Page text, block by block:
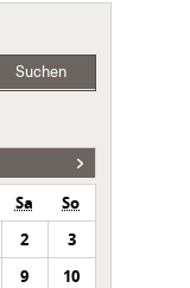
Suchen
Sa
So
2
3
9
10